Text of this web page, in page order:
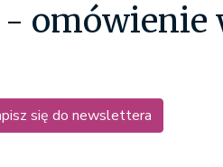
omówienie
się do newslettera